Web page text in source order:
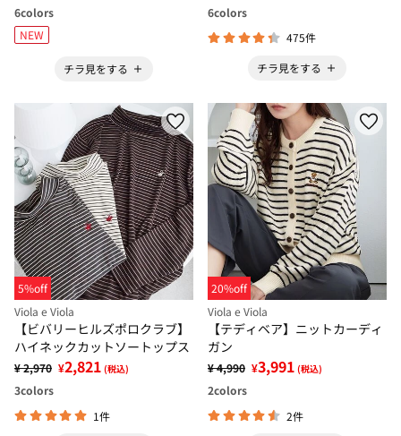
6colors
NEW
チラ見をする
6colors
475件
チラ見をする
5%off
Viola e Viola
【ビバリーヒルズポロクラブ】
ハイネックカットソートップス
¥ 2,970 ¥2,821 (税込)
3colors
1件
20%off
Viola e Viola
【テディベア】ニットカーディ
ガン
¥ 4,990 ¥3,991 (税込)
2colors
2件